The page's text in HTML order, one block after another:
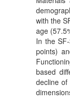
with the
age
In the
points)
based
decline